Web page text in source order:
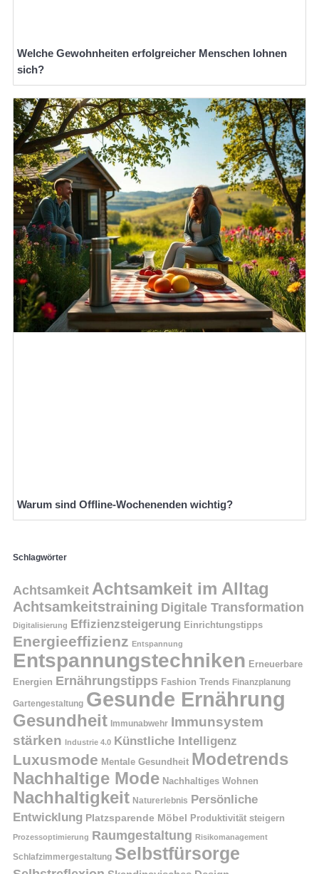
Welche Gewohnheiten erfolgreicher Menschen lohnen
sich?
Warum sind Offline-Wochenenden wichtig?
Schlagwörter
Achtsamkeit Achtsamkeit im Alltag
Achtsamkeitstraining Digitale Transformation
Digitalisierung Effizienzsteigerung Einrichtungstipps
Energieeffizienz Entspannung
Entspannungstechniken Erneuerbare
Energien Ernährungstipps Fashion Trends Finanzplanung
Gartengestaltung Gesunde Ernährung
Gesundheit Immunabwehr Immunsystem
stärken
Industrie 4.0 Künstliche Intelligenz
Luxusmode Mentale Gesundheit Modetrends
Nachhaltige Mode Nachhaltiges Wohnen
Nachhaltigkeit Naturerlebnis Persönliche
Entwicklung Platzsparende Möbel Produktivität steigern
Prozessoptimierung Raumgestaltung Risikomanagement
Schlafzimmergestaltung Selbstfürsorge